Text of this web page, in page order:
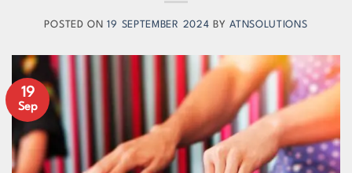
POSTED ON19 SEPTEMBER 2024 BYATNSOLUTIONS
19
Sep